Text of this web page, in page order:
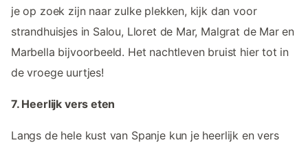
je op zoek zijn naar zulke plekken, kijk dan voor
strandhuisjes in Salou, Lloret de Mar, Malgrat de Mar en
Marbella bijvoorbeeld. Het nachtleven bruist hier tot in
de vroege uurtjes!
7. Heerlijk vers eten
Langs de hele kust van Spanje kun je heerlijk en vers